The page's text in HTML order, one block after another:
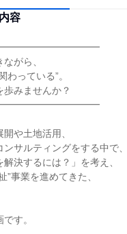
容
がら、
わっている”。
みませんか？
や土地活用、
サルティングをする中で、
解決するには？」を考え、
”事業を進めてきた、
す。